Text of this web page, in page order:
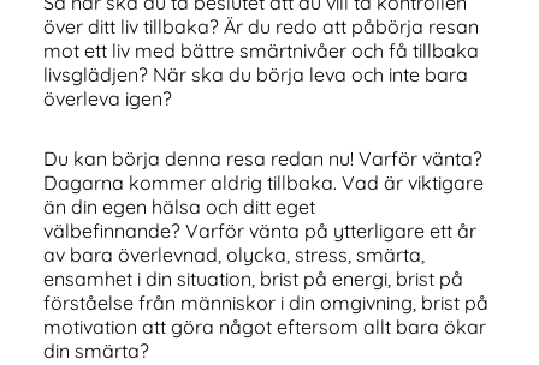
över ditt liv tillbaka? Är du redo att påbörja resan
mot ett liv med bättre smärtnivåer och få tillbaka
livsglädjen? När ska du börja leva och inte bara
överleva igen?
Du kan börja denna resa redan nu! Varför vänta?
Dagarna kommer aldrig tillbaka. Vad är viktigare
än din egen hälsa och ditt eget
välbefinnande? Varför vänta på ytterligare ett år
av bara överlevnad, olycka, stress, smärta,
ensamhet i din situation, brist på energi, brist på
förståelse från människor i din omgivning, brist på
motivation att göra något eftersom allt bara ökar
din smärta?